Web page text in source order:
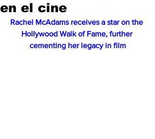
en el cine
Rachel McAdams receives a star on the
Hollywood Walk of Fame, further
cementing her legacy in film